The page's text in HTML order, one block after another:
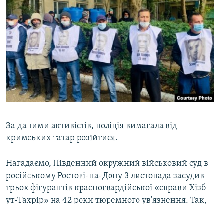
За даними активістів, поліція вимагала від
кримських татар розійтися.
Нагадаємо, Південний окружний військовий суд в
російському Ростові-на-Дону 3 листопада засудив
трьох фігурантів красногвардійської «справи Хізб
ут-Тахрір» на 42 роки тюремного ув'язнення. Так,